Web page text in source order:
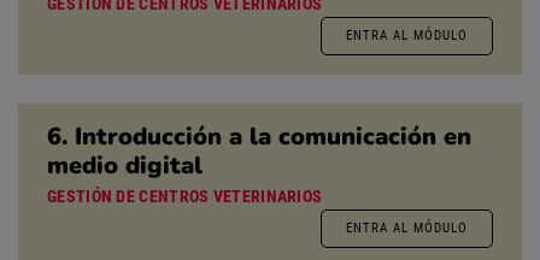
ENTRA AL MÓDULO
6. Introducción a la comunicación en
medio digital
GESTIÓN DE CENTROS VETERINARIOS
ENTRA AL MÓDULO